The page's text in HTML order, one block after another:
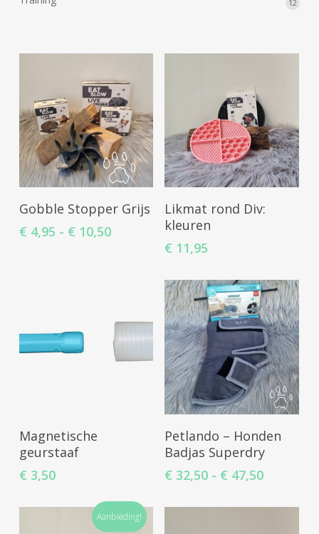
12
Opties Selecteren
Gobble Stopper Grijs
€ 4,95 - € 10,50Prijsklasse:
Opties Selecteren
Likmat rond Div:
kleuren
€ 11,95
Toevoegen Aan
Winkelwagen
Magnetische
geurstaaf
€ 3,50
Select Options
Petlando – Honden
Badjas Superdry
€ 32,50 - € 47,50
tot
Aanbieding!